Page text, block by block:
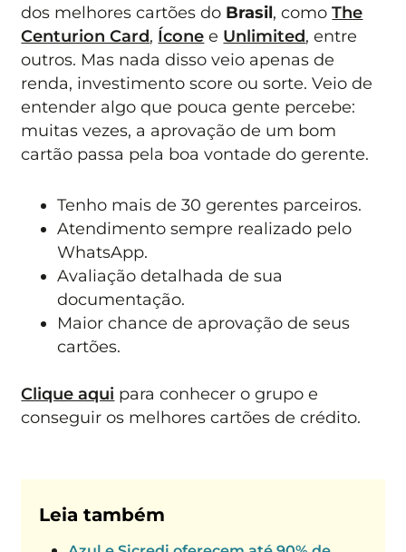
dos melhores cartões do Brasil, comoThe
Centurion Card, Ícone e Unlimited, entre
outros. Mas nada disso veio apenas de
renda, investimento score ou sorte. Veio de
entender algo que pouca gente percebe:
muitas vezes, a aprovação de um bom
cartão passa pela boa vontade do gerente.
Tenho mais de 30 gerentes parceiros.
Atendimento sempre realizado pelo
WhatsApp.
Avaliação detalhada de sua
documentação.
Maior chance de aprovação de seus
cartões.
Clique aqui para conhecer o grupo e
conseguir os melhores cartões de crédito.
Leia também